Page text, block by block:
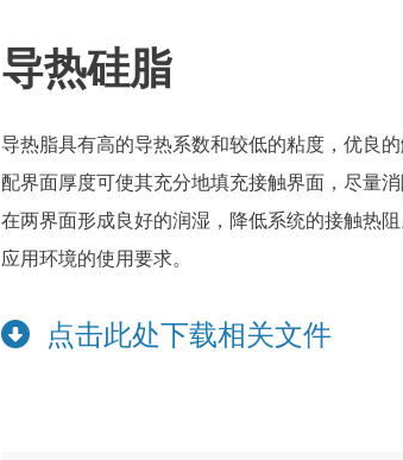
导热硅脂
导热脂具有高的导热系数和较低的粘度，优良
配界面厚度可使其充分地填充接触界面，尽量
在两界面形成良好的润湿，降低系统的接触热
应用环境的使用要求。
点击此处下载相关文件